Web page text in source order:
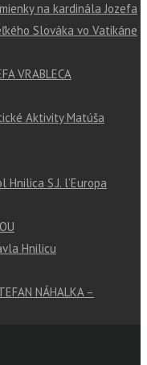
na kardinála Jozefa
Slováka vo Vatikáne
VRABLECA
Aktivity Matúša
Hnilica S.J. l’Europa
Hnilicu
NÁHALKA –